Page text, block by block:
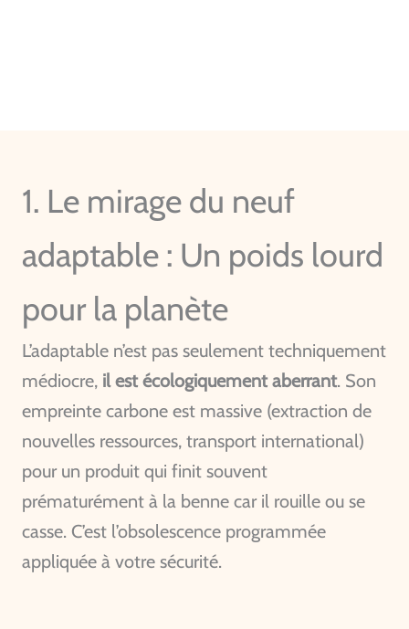
1. Le mirage du neuf
adaptable : Un poids lourd
pour la planète
L’adaptable n’est pas seulement techniquement
médiocre, il est écologiquement aberrant. Son
empreinte carbone est massive (extraction de
nouvelles ressources, transport international)
pour un produit qui finit souvent
prématurément à la benne car il rouille ou se
casse. C’est l’obsolescence programmée
appliquée à votre sécurité.